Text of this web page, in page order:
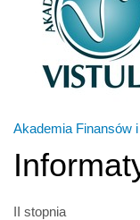
Akademia Finansów
II stopnia